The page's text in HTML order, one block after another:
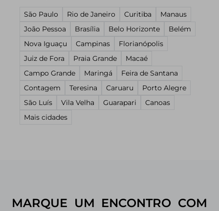
São Paulo Rio de Janeiro Curitiba
Manaus
João Pessoa
Brasília Belo Horizonte
Belém
Nova Iguaçu
Campinas
Florianópolis
Juiz de Fora
Praia Grande
Macaé
Campo Grande
Maringá
Feira de Santana
Contagem
Teresina Caruaru
Porto Alegre
São Luís
Vila Velha Guarapari
Canoas
Mais cidades
MARQUE UM ENCONTRO COM